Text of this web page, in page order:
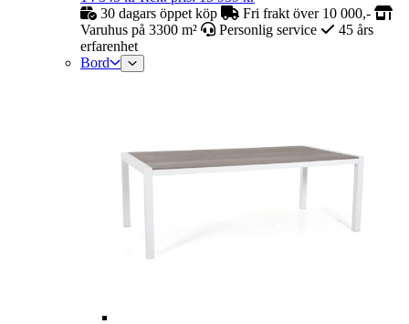
30 dagars öppet köp
Fri frakt över 10 000,-
Varuhus på 3300 m²
Personlig service
45 års
erfarenhet
Bord